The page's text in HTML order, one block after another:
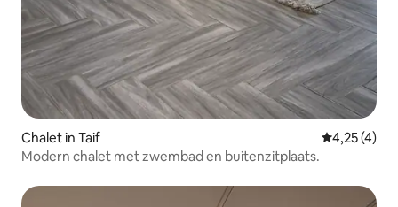
Chalet in Taif
4,25 (4)
Modern chalet met zwembad en buitenzitplaats.